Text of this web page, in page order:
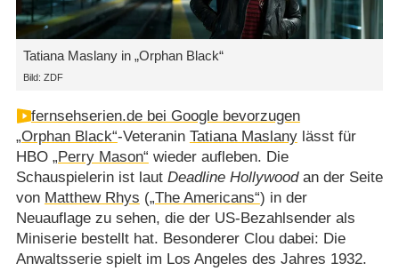
Tatiana Maslany in „Orphan Black“
Bild: ZDF
fernsehserien.de bei Google bevorzugen
„Orphan Black“-Veteranin Tatiana Maslanylässt für
HBO „Perry Mason“ wieder aufleben. Die
Schauspielerin ist laut Deadline Hollywoodan der Seite
von Matthew Rhys („The Americans“) in der
Neuauflage zu sehen, die der US-Bezahlsender als
Miniserie bestellt hat. Besonderer Clou dabei: Die
Anwaltsserie spielt im Los Angeles des Jahres 1932.